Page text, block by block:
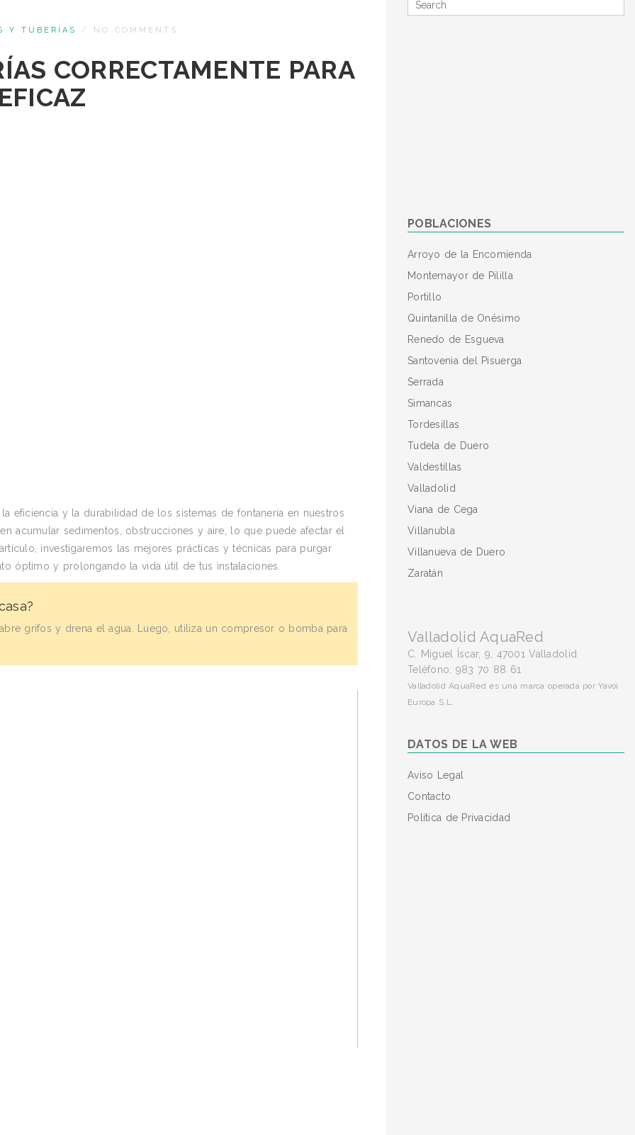
Y TUBERÍAS / NO COMMENTS
CORRECTAMENTE PARA
eficiencia y la durabilidad de los sistemas de fontanería en nuestros
acumular sedimentos, obstrucciones y aire, lo que puede afectar el
investigaremos las mejores prácticas y técnicas para purgar
óptimo y prolongando la vida útil de tus instalaciones.
grifos y drena el agua. Luego, utiliza un compresor o bomba para
for
POBLACIONES
Arroyo de la Encomienda
Montemayor de Pililla
Portillo
Quintanilla de Onésimo
Renedo de Esgueva
Santovenia del Pisuerga
Serrada
Simancas
Tordesillas
Tudela de Duero
Valdestillas
Valladolid
Viana de Cega
Villanubla
Villanueva de Duero
Zaratán
Valladolid AquaRed
C. Miguel Íscar, 9, 47001 Valladolid
Teléfono: 983 70 88 61
Valladolid AquaRed es una marca operada por Yavoi
Europa S.L.
DATOS DE LA WEB
Aviso Legal
Contacto
Política de Privacidad